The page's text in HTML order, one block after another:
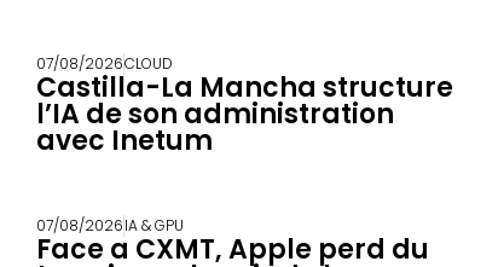
07/08/2026CLOUD
Castilla-La Mancha structure
l’IA de son administration
avec Inetum
07/08/2026IA & GPU
Face a CXMT, Apple perd du